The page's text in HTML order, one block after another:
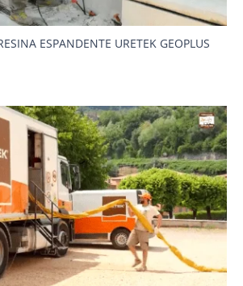
ESPANDENTE URETEK GEOPLUS